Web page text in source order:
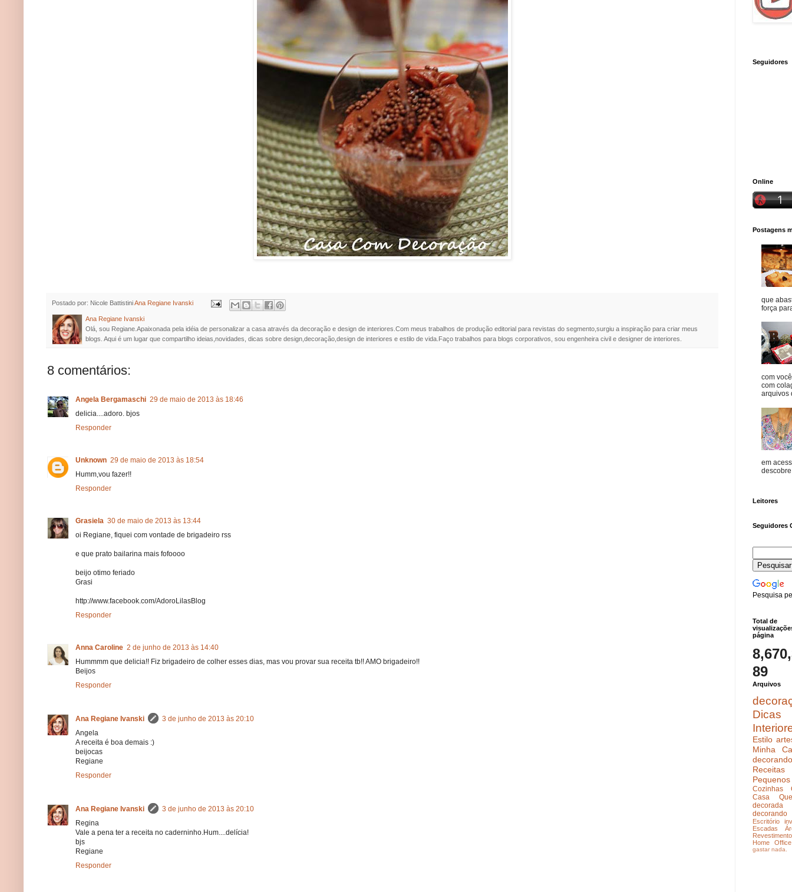
Postado por: Nicole BattistiniAna Regiane Ivanski
Ana Regiane Ivanski
Olá, sou Regiane.Apaixonada pela idéia de personalizar a casa através da decoração e design de interiores.Com meus trabalhos de produção editorial para revistas do segmento,surgiu a inspiração para criar meus
blogs. Aqui é um lugar que compartilho ideias,novidades, dicas sobre design,decoração,design de interiores e estilo de vida.Faço trabalhos para blogs corporativos, sou engenheira civil e designer de interiores.
8 comentários:
Angela Bergamaschi 29 de maio de 2013 às 18:46
delicia....adoro. bjos
Responder
Unknown 29 de maio de 2013 às 18:54
Humm,vou fazer!!
Responder
Grasiela 30 de maio de 2013 às 13:44
oi Regiane, fiquei com vontade de brigadeiro rss
e que prato bailarina mais fofoooo
beijo otimo feriado
Grasi
http://www.facebook.com/AdoroLilasBlog
Responder
Anna Caroline 2 de junho de 2013 às 14:40
Hummmm que delicia!! Fiz brigadeiro de colher esses dias, mas vou provar sua receita tb!! AMO brigadeiro!!
Beijos
Responder
Ana Regiane Ivanski
3 de junho de 2013 às 20:10
Angela
A receita é boa demais :)
beijocas
Regiane
Responder
Ana Regiane Ivanski
3 de junho de 2013 às 20:10
Regina
Vale a pena ter a receita no caderninho.Hum....delícia!
bjs
Regiane
Responder
Seguidores
Online
Postagens
que
força
com
com
arquivos
em
Leitores
Seguidores
Pesquisa
Total de
página
89
Arquivos
Dicas
Estilo
Minha
Receitas
Cozinhas
Casa
decorada
Escritório
Escadas
Revestimento
Home Office
gastar nada.